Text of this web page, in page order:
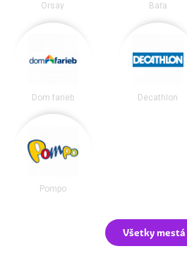
Orsay Baťa
Dom farieb Decathlon
Pompo
Všetky mestá